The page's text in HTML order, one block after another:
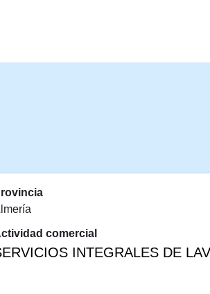
comercial
INTEGRALES DE